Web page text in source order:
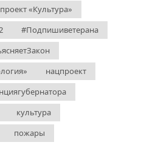
«Культура»
#Подпишиветерана
нацпроект
культура
пожары